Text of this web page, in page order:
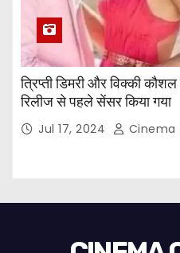
त्रिप्ती डिमरी और विक्की कौशल
रिलीज से पहले सेंसर किया गया
Jul 17, 2024 Cinema